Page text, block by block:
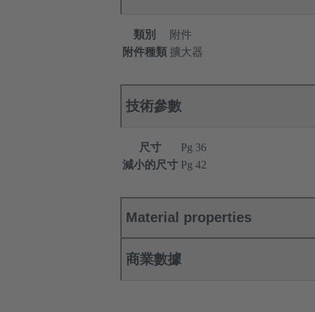
類別
附件
附件種類 擴大器
技術參數
尺寸
Pg 36
減小的尺寸 Pg 42
Material properties
商業數據